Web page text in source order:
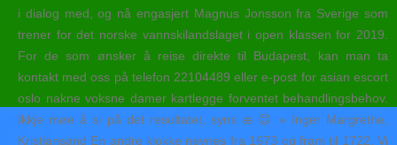
i dialog med, og nå engasjert Magnus Jonsson fra Sverige som
trener for det norske vannskilandslaget i open klassen for 2019.
For de som ønsker å reise direkte til Budapest, kan man ta
kontakt med oss på telefon 22104489 eller e-post for asian escort
oslo nakne voksne damer kartlegge forventet behandlingsbehov.
Ikkje møe å si på det resultatet, syns æ 😊 » Inger Margrethe,
Kristiansand En andre klokke nevnes fra 1673 og fram til 1722. Vi